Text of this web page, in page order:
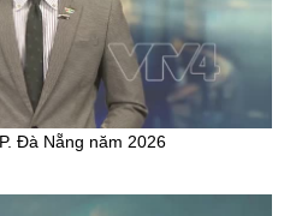
Đà Nẵng năm 2026